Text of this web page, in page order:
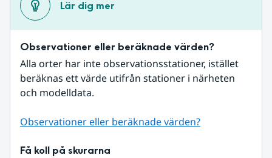
Lär dig mer
Observationer eller beräknade värden?
Alla orter har inte observationsstationer, istället
beräknas ett värde utifrån stationer i närheten
och modelldata.
Observationer eller beräknade värden?
Få koll på skurarna